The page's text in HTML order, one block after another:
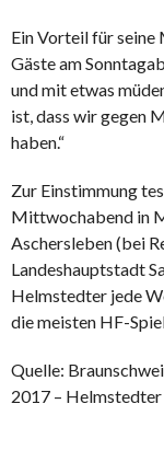
Ein Vorteil für seine
Gäste am
und mit etwas
ist, dass wir gegen
haben.“
Zur Einstimmung
Mittwochabend in
Aschersleben (bei
Landeshauptstadt
Helmstedter jede
die meisten HF-
Quelle:
2017 – Helmstedter